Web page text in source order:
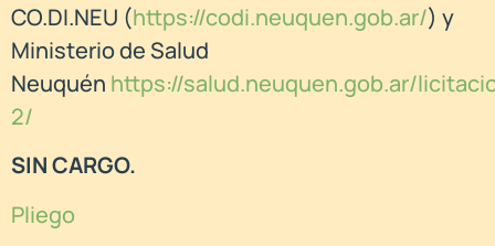
CO.DI.NEU (https://codi.neuquen.gob.ar/) y
Ministerio de Salud
Neuquén https://salud.neuquen.gob.ar/
2/
SIN CARGO.
Pliego